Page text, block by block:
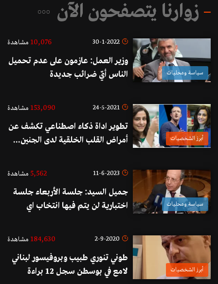
زوارنا يتصفحون الآن
سياسة ومحليات
30-1-2022
10,076 مشاهدة
وزير العمل: عازمون على عدم تحميل
الناس أيّ ضرائب جديدة
أبرز الشخصيات
24-5-2021
153,090 مشاهدة
تطوير اداة ذكاء اصطناعي تكشف عن
أمراض القلب الخلقية لدى الجنين...
تحقق إنجاز طبي ومارك زوكربرغ
سياسة ومحليات
11-6-2023
5,562 مشاهدة
جميل السيد: جلسة الأربعاء جلسة
اختبارية لن يتم فيها انتخاب اي
صوتا "ما بتفرق"
أبرز الشخصيات
2-9-2020
184,630 مشاهدة
طوني تنوري طبيب وبروفيسور لبناني
لامع في بوسطن سجل 12 براءة